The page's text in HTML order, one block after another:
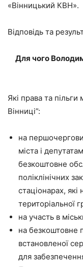
«Вінницький КВН».
Відповідь та
Для чого
Які права та
Вінниці”:
на
міста і
безкоштовне
поліклінічних
стаціонарах,
територіальної
на участь в
на безкоштовне
встановленої
для